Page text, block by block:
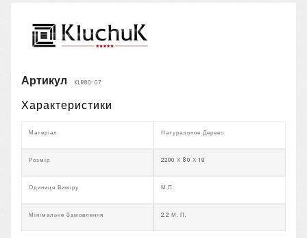
Артикул KLR80-07
Характеристики
Матеріал Натуральное Дерево
Розмір 2200 Х 80 Х 19
Одиниця Виміру М.п.
Мінімальне Замовлення 2.2 М. П.